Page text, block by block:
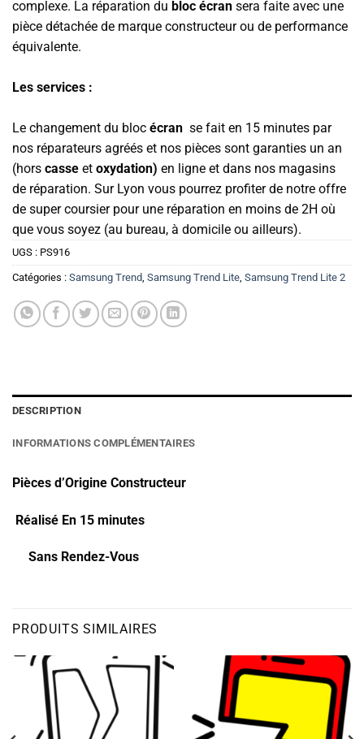
complexe. La réparation du bloc écran sera faite avec une
pièce détachée de marque constructeur ou de performance
équivalente.
Les services :
Le changement du bloc écran se fait en 15 minutes par
nos réparateurs agréés et nos pièces sont garanties un an
(hors casse et oxydation) en ligne et dans nos magasins
de réparation. Sur Lyon vous pourrez profiter de notre offre
de super coursier pour une réparation en moins de 2H où
que vous soyez (au bureau, à domicile ou ailleurs).
UGS : PS916
Catégories : Samsung Trend Samsung Trend Lite Samsung Trend Lite 2
DESCRIPTION
INFORMATIONS COMPLÉMENTAIRES
Pièces d’Origine Constructeur
Réalisé En 15 minutes
Sans Rendez-Vous
PRODUITS SIMILAIRES